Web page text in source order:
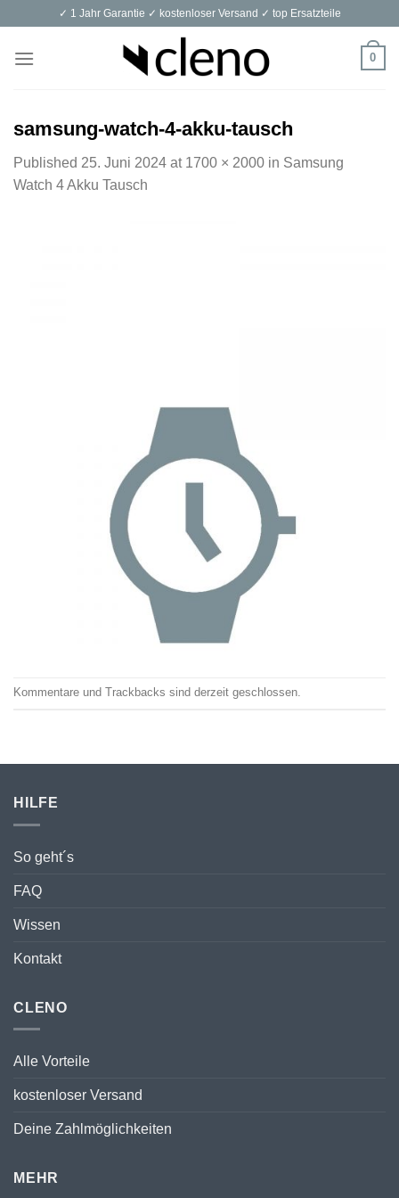
content
✓ 1 Jahr Garantie ✓ kostenloser Versand ✓ top Ersatzteile
0
samsung-watch-4-akku-tausch
Published 25. Juni 2024 at 1700 × 2000 in Samsung
Watch 4 Akku Tausch
Kommentare und Trackbacks sind derzeit geschlossen.
HILFE
So geht´s
FAQ
Wissen
Kontakt
CLENO
Alle Vorteile
kostenloser Versand
Deine Zahlmöglichkeiten
MEHR